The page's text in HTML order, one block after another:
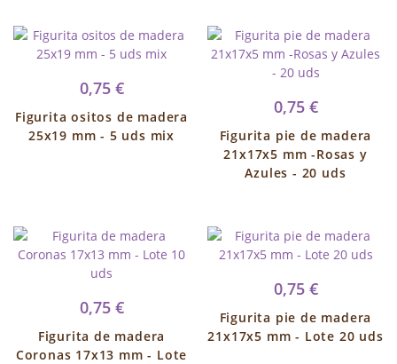
0,75 €
Figurita ositos de madera
25x19 mm - 5 uds mix
0,75 €
Figurita pie de madera
21x17x5 mm -Rosas y
Azules - 20 uds
0,75 €
Figurita de madera
Coronas 17x13 mm - Lote
0,75 €
Figurita pie de madera
21x17x5 mm - Lote 20 uds